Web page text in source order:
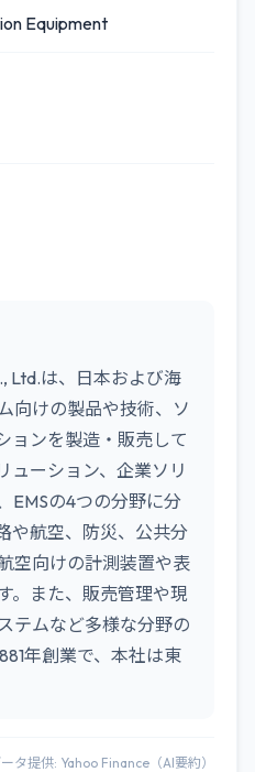
Equipment
Ltd.は、日本および海
向けの製品や技術、ソ
ョンを製造・販売して
ューション、企業ソリ
EMSの4つの分野に分
や航空、防災、公共分
空向けの計測装置や表
。また、販売管理や現
テムなど多様な分野の
年創業で、本社は東
タ提供: Yahoo Finance（AI要約）